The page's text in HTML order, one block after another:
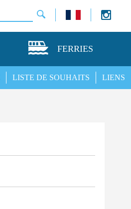
FERRIES
LIENS
LISTE DE SOUHAITS